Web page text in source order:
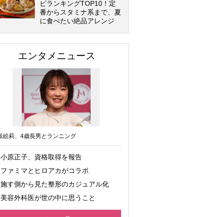
ピランキングTOP10！定
番からスタミナ系まで、夏
に食べたい絶品アレンジ
エンタメニュース
絵莉、4歳長男とランニング
小原正子、資格取得を報告
ファミマとヒロアカがコラボ
施す側から見た整形のカジュアル化
美容外科医が世の中に思うこと